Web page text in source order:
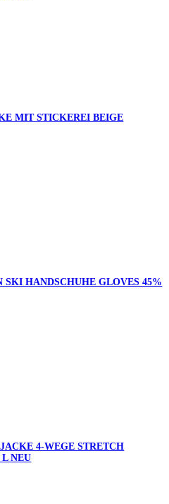
MIT STICKEREI BEIGE
SKI HANDSCHUHE GLOVES 45%
4-WEGE STRETCH
NEU